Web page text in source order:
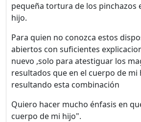
pequeña tortura de los pinchazos
hijo.
Para quien no conozca estos
abiertos con suficientes
nuevo ,solo para atestiguar los
resultados que en el cuerpo de mi
resultando esta combinación
Quiero hacer mucho énfasis en
cuerpo de mi hijo".